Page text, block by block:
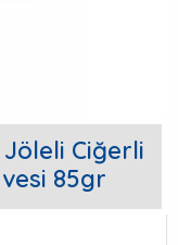
Jöleli Ciğerli
85gr